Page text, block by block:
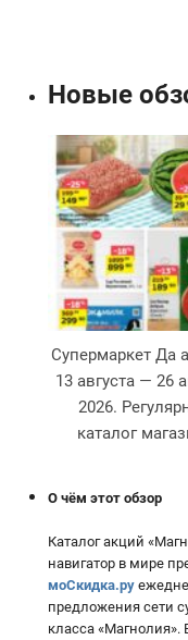
Новые
Супермаркет Да
13 августа — 26
2026.
каталог
О чём этот обзор
Каталог акций
навигатор в мире
моСкидка.ру
предложения сети
класса